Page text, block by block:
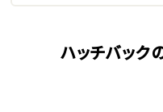
ハッチバック